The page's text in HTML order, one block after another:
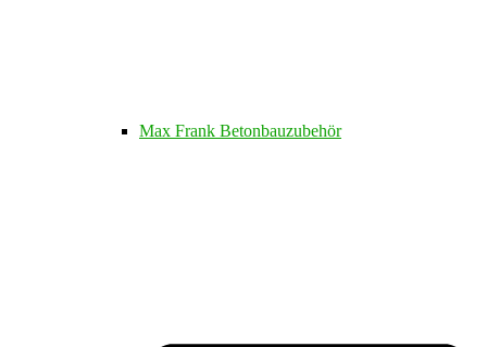
Max Frank Betonbauzubehör